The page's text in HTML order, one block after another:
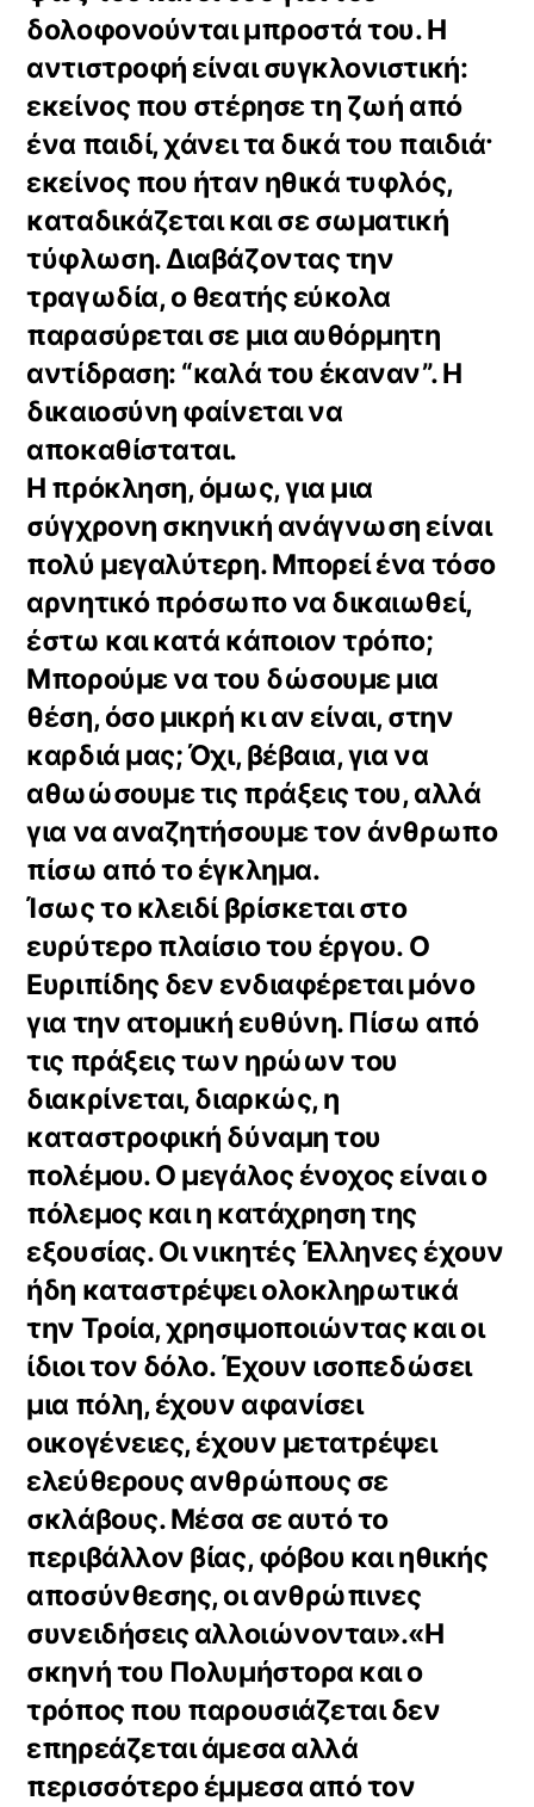
δολοφονούνται μπροστά του. Η
αντιστροφή είναι συγκλονιστική:
εκείνος που στέρησε τη ζωή από
ένα παιδί, χάνει τα δικά του παιδιά·
εκείνος που ήταν ηθικά τυφλός,
καταδικάζεται και σε σωματική
τύφλωση. Διαβάζοντας την
τραγωδία, ο θεατής εύκολα
παρασύρεται σε μια αυθόρμητη
αντίδραση: “καλά του έκαναν”. Η
δικαιοσύνη φαίνεται να
αποκαθίσταται.
Η πρόκληση, όμως, για μια
σύγχρονη σκηνική ανάγνωση είναι
πολύ μεγαλύτερη. Μπορεί ένα τόσο
αρνητικό πρόσωπο να δικαιωθεί,
έστω και κατά κάποιον τρόπο;
Μπορούμε να του δώσουμε μια
θέση, όσο μικρή κι αν είναι, στην
καρδιά μας; Όχι, βέβαια, για να
αθωώσουμε τις πράξεις του, αλλά
για να αναζητήσουμε τον άνθρωπο
πίσω από το έγκλημα.
Ίσως το κλειδί βρίσκεται στο
ευρύτερο πλαίσιο του έργου. Ο
Ευριπίδης δεν ενδιαφέρεται μόνο
για την ατομική ευθύνη. Πίσω από
τις πράξεις των ηρώων του
διακρίνεται, διαρκώς, η
καταστροφική δύναμη του
πολέμου. Ο μεγάλος ένοχος είναι ο
πόλεμος και η κατάχρηση της
εξουσίας. Οι νικητές Έλληνες έχουν
ήδη καταστρέψει ολοκληρωτικά
την Τροία, χρησιμοποιώντας και οι
ίδιοι τον δόλο. Έχουν ισοπεδώσει
μια πόλη, έχουν αφανίσει
οικογένειες, έχουν μετατρέψει
ελεύθερους ανθρώπους σε
σκλάβους. Μέσα σε αυτό το
περιβάλλον βίας, φόβου και ηθικής
αποσύνθεσης, οι ανθρώπινες
συνειδήσεις αλλοιώνονται».«Η
σκηνή του Πολυμήστορα και ο
τρόπος που παρουσιάζεται δεν
επηρεάζεται άμεσα αλλά
περισσότερο έμμεσα από τον